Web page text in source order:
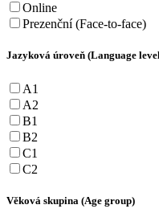
Online
Prezenční (Face-to-face)
Jazyková úroveň (Language
A1
A2
B1
B2
C1
C2
Věková skupina (Age group)